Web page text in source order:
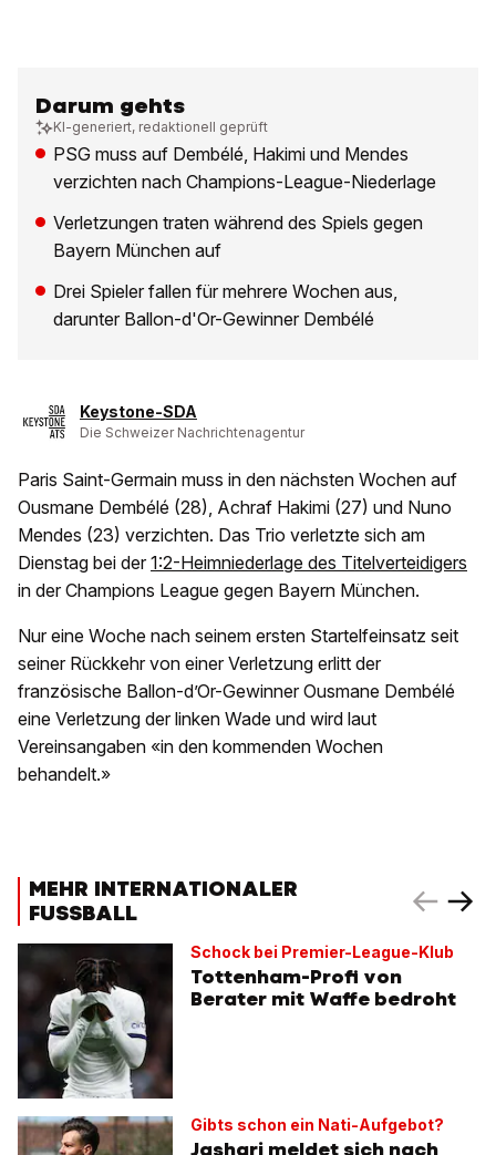
Darum gehts
KI-generiert, redaktionell geprüft
PSG muss auf Dembélé, Hakimi und Mendes
verzichten nach Champions-League-Niederlage
Verletzungen traten während des Spiels gegen
Bayern München auf
Drei Spieler fallen für mehrere Wochen aus,
darunter Ballon-d'Or-Gewinner Dembélé
Keystone-SDA
Die Schweizer Nachrichtenagentur
Paris Saint-Germain muss in den nächsten Wochen auf
Ousmane Dembélé (28), Achraf Hakimi (27) und Nuno
Mendes (23) verzichten. Das Trio verletzte sich am
Dienstag bei der 1:2-Heimniederlage des Titelverteidigers
in der Champions League gegen Bayern München.
Nur eine Woche nach seinem ersten Startelfeinsatz seit
seiner Rückkehr von einer Verletzung erlitt der
französische Ballon-d’Or-Gewinner Ousmane Dembélé
eine Verletzung der linken Wade und wird laut
Vereinsangaben «in den kommenden Wochen
behandelt.»
MEHR INTERNATIONALER
FUSSBALL
Schock bei Premier-League-Klub
Tottenham-Profi von
Berater mit Waffe bedroht
Gibts schon ein Nati-Aufgebot?
Jashari meldet sich nach